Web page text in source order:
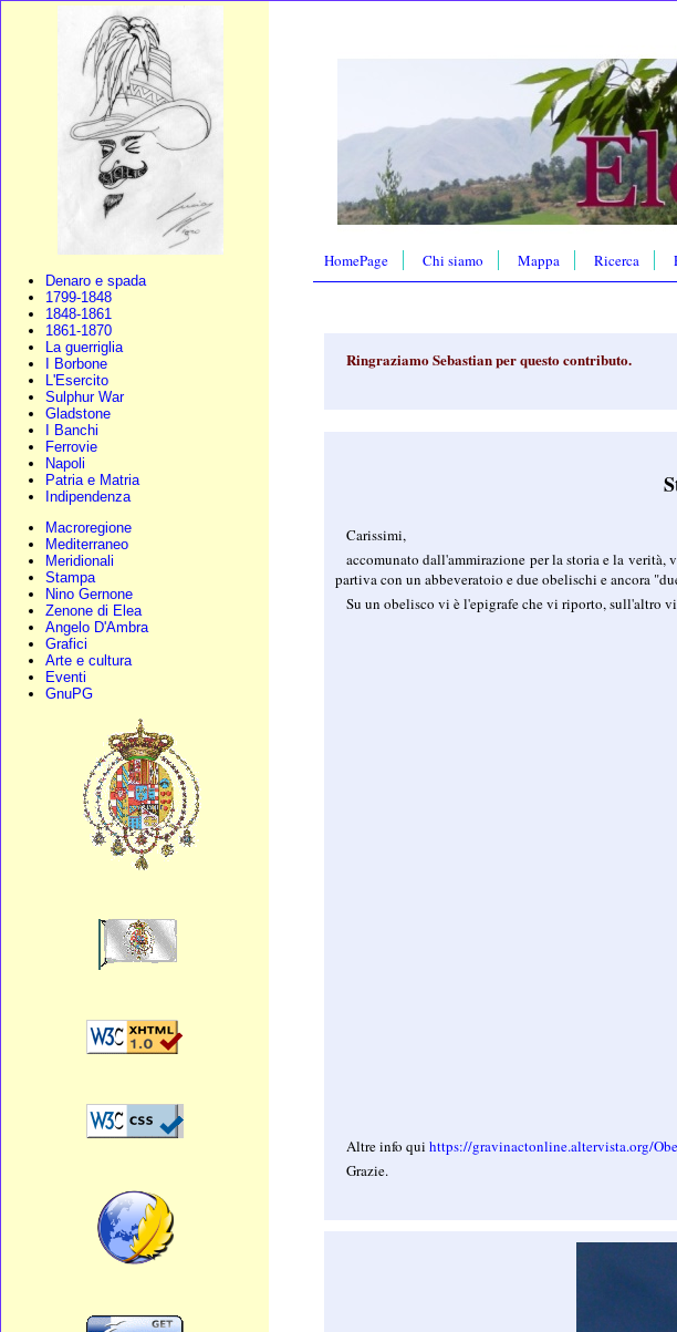
Denaro e spada
1799-1848
1848-1861
1861-1870
La guerriglia
I Borbone
L'Esercito
Sulphur War
Gladstone
I Banchi
Ferrovie
Napoli
Patria e Matria
Indipendenza
Macroregione
Mediterraneo
Meridionali
Stampa
Nino Gernone
Zenone di Elea
Angelo D'Ambra
Grafici
Arte e cultura
Eventi
GnuPG
HomePage Chi siamo Mappa Ricerca
Ringraziamo Sebastian per questo contributo.
Carissimi,
accomunato dall'ammirazione per la storia e la verità,
partiva con un abbeveratoio e due obelischi e ancora
Su un obelisco vi è l'epigrafe che vi riporto, sull'altro
Altre info quihttps://gravinactonline.altervista.org/
Grazie.